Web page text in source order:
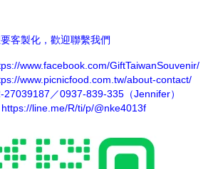
客製化，歡迎聯繫我們
www.facebook.com/GiftTaiwanSouvenir/
www.picnicfood.com.tw/about-contact/
27039187／0937-839-335（Jennifer）
https://line.me/R/ti/p/@nke4013f